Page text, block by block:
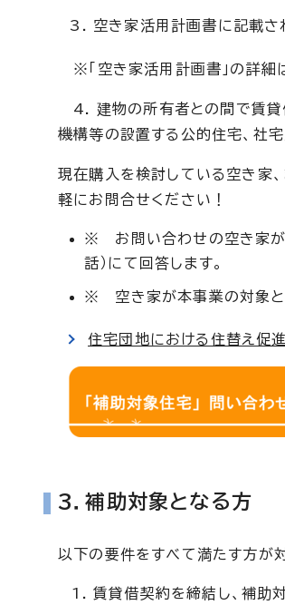
空き家活用計画書に記載さ
※「空き家活用計画書」の詳細
4. 建物の所有者との間で賃貸
機構等の設置する公的住宅、社宅
現在購入を検討している空き家
軽にお問合せください！
※ お問い合わせの空き家が
話）にて回答します。
※ 空き家が本事業の対象と
住宅団地における住替え促
3．補助対象となる方
以下の要件をすべて満たす方が対
賃貸借契約を締結し、補助